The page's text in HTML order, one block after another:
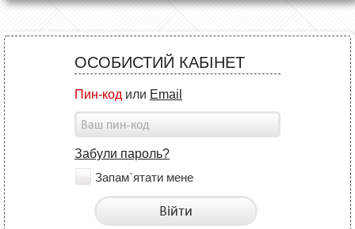
ОСОБИСТИЙ КАБІНЕТ
Пин-код или Email
Забули пароль?
Запам`ятати мене
Війти